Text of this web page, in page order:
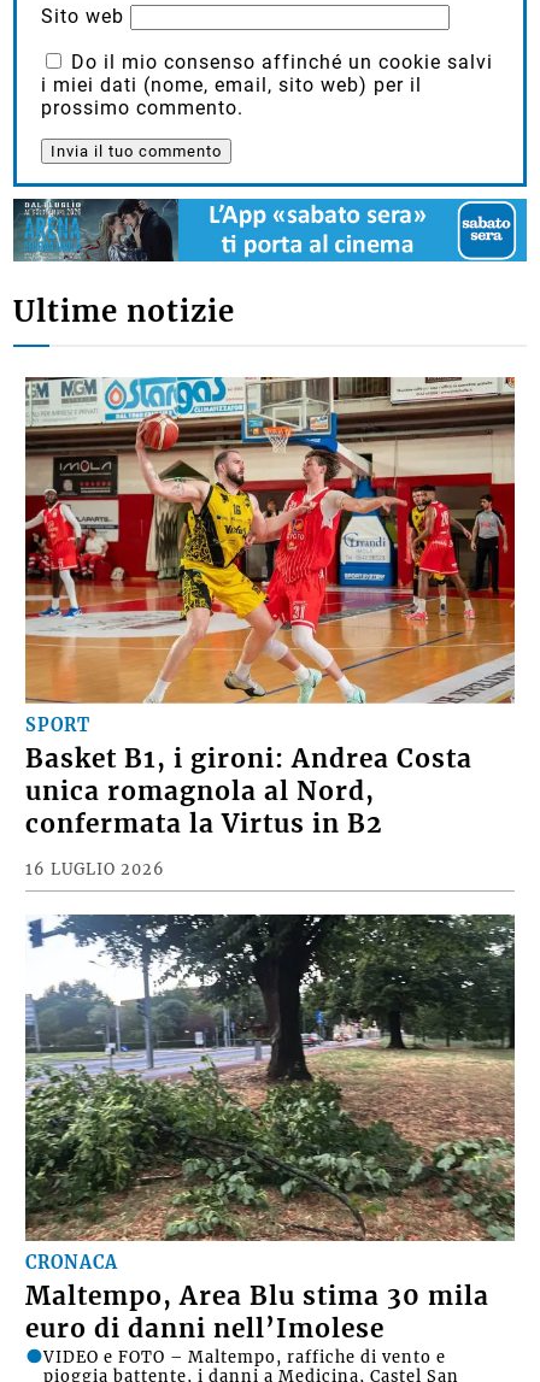
Sito web
Do il mio consenso affinché un cookie salvi
i miei dati (nome, email, sito web) per il
prossimo commento.
Ultime notizie
SPORT
Basket B1, i gironi: Andrea Costa
unica romagnola al Nord,
confermata la Virtus in B2
16 LUGLIO 2026
CRONACA
Maltempo, Area Blu stima 30 mila
euro di danni nell’Imolese
VIDEO e FOTO – Maltempo, raffiche di vento e
pioggia battente, i danni a Medicina, Castel San